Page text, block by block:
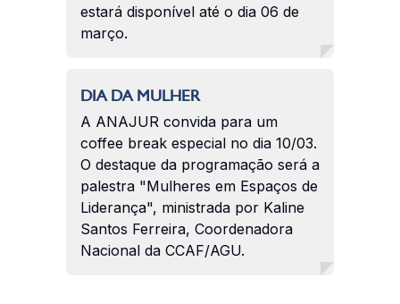
estará disponível até o dia 06 de
março.
DIA DA MULHER
A ANAJUR convida para um
coffee break especial no dia 10/03.
O destaque da programação será a
palestra "Mulheres em Espaços de
Liderança", ministrada por Kaline
Santos Ferreira, Coordenadora
Nacional da CCAF/AGU.